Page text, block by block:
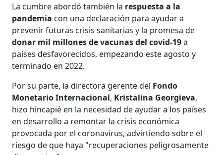
La cumbre abordó también la respuesta a la
pandemia con una declaración para ayudar a
prevenir futuras crisis sanitarias y la promesa de
donar mil millones de vacunas del covid-19a
países desfavorecidos, empezando este agosto y
terminado en 2022.
Por su parte, la directora gerente del Fondo
Monetario Internacional, Kristalina Georgieva,
hizo hincapié en la necesidad de ayudar a los países
en desarrollo a remontar la crisis económica
provocada por el coronavirus, advirtiendo sobre el
riesgo de que haya "recuperaciones peligrosamente